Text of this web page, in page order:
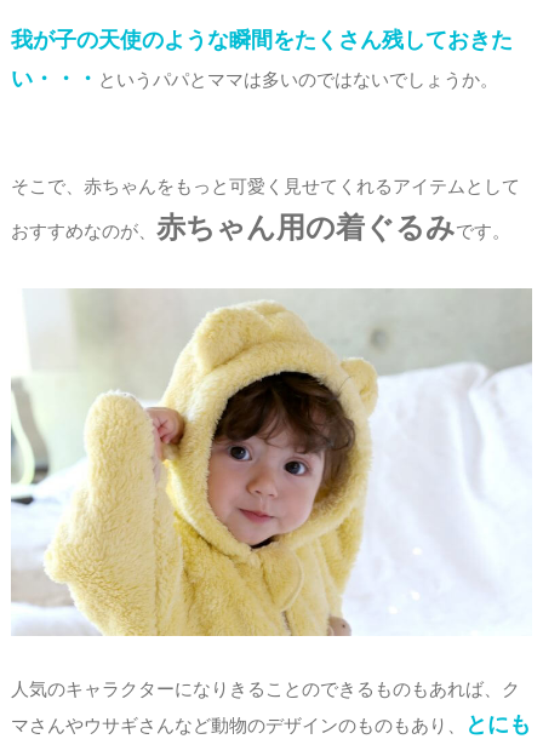
我が子の天使のような瞬間をたくさん残しておきた
い・・・ というパパとママは多いのではないでしょうか。
そこで、赤ちゃんをもっと可愛く見せてくれるアイテムとして
おすすめなのが、 赤ちゃん用の着ぐるみです。
人気のキャラクターになりきることのできるものもあれば、ク
マさんやウサギさんなど動物のデザインのものもあり、
とにも